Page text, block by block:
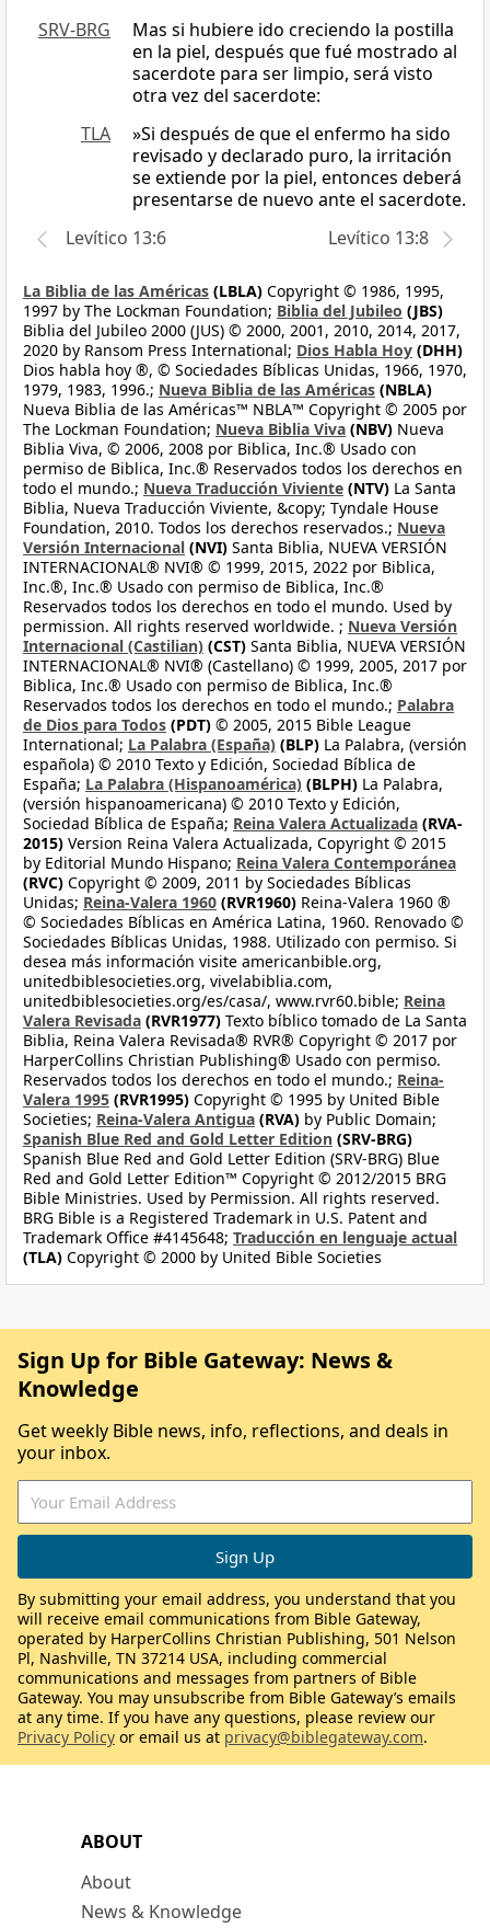
SRV-BRG
Mas si hubiere ido creciendo la postilla
en la piel, después que fué mostrado al
sacerdote para ser limpio, será visto
otra vez del sacerdote:
TLA
»Si después de que el enfermo ha sido
revisado y declarado puro, la irritación
se extiende por la piel, entonces deberá
presentarse de nuevo ante el sacerdote.
Levítico 13:6
Levítico 13:8
La Biblia de las Américas (LBLA) Copyright © 1986, 1995,
1997 by The Lockman Foundation; Biblia del Jubileo (JBS)
Biblia del Jubileo 2000 (JUS) © 2000, 2001, 2010, 2014, 2017,
2020 by Ransom Press International; Dios Habla Hoy (DHH)
Dios habla hoy ®, © Sociedades Bíblicas Unidas, 1966, 1970,
1979, 1983, 1996.; Nueva Biblia de las Américas (NBLA)
Nueva Biblia de las Américas™ NBLA™ Copyright © 2005 por
The Lockman Foundation; Nueva Biblia Viva (NBV) Nueva
Biblia Viva, © 2006, 2008 por Biblica, Inc.® Usado con
permiso de Biblica, Inc.® Reservados todos los derechos en
todo el mundo.; Nueva Traducción Viviente (NTV) La Santa
Biblia, Nueva Traducción Viviente, &copy; Tyndale House
Foundation, 2010. Todos los derechos reservados.; Nueva
Versión Internacional (NVI) Santa Biblia, NUEVA VERSIÓN
INTERNACIONAL® NVI® © 1999, 2015, 2022 por Biblica,
Inc.®, Inc.® Usado con permiso de Biblica, Inc.®
Reservados todos los derechos en todo el mundo. Used by
permission. All rights reserved worldwide. ; Nueva Versión
Internacional (Castilian) (CST) Santa Biblia, NUEVA VERSIÓN
INTERNACIONAL® NVI® (Castellano) © 1999, 2005, 2017 por
Biblica, Inc.® Usado con permiso de Biblica, Inc.®
Reservados todos los derechos en todo el mundo.; Palabra
de Dios para Todos (PDT) © 2005, 2015 Bible League
International; La Palabra (España) (BLP) La Palabra, (versión
española) © 2010 Texto y Edición, Sociedad Bíblica de
España; La Palabra (Hispanoamérica) (BLPH) La Palabra,
(versión hispanoamericana) © 2010 Texto y Edición,
Sociedad Bíblica de España; Reina Valera Actualizada (RVA-
2015) Version Reina Valera Actualizada, Copyright © 2015
by Editorial Mundo Hispano; Reina Valera Contemporánea
(RVC) Copyright © 2009, 2011 by Sociedades Bíblicas
Unidas; Reina-Valera 1960 (RVR1960) Reina-Valera 1960 ®
© Sociedades Bíblicas en América Latina, 1960. Renovado ©
Sociedades Bíblicas Unidas, 1988. Utilizado con permiso. Si
desea más información visite americanbible.org,
unitedbiblesocieties.org, vivelabiblia.com,
unitedbiblesocieties.org/es/casa/, www.rvr60.bible; Reina
Valera Revisada (RVR1977) Texto bíblico tomado de La Santa
Biblia, Reina Valera Revisada® RVR® Copyright © 2017 por
HarperCollins Christian Publishing® Usado con permiso.
Reservados todos los derechos en todo el mundo.; Reina-
Valera 1995 (RVR1995) Copyright © 1995 by United Bible
Societies; Reina-Valera Antigua (RVA) by Public Domain;
Spanish Blue Red and Gold Letter Edition (SRV-BRG)
Spanish Blue Red and Gold Letter Edition (SRV-BRG) Blue
Red and Gold Letter Edition™ Copyright © 2012/2015 BRG
Bible Ministries. Used by Permission. All rights reserved.
BRG Bible is a Registered Trademark in U.S. Patent and
Trademark Office #4145648; Traducción en lenguaje actual
(TLA) Copyright © 2000 by United Bible Societies
ABOUT
About
News & Knowledge
Sign Up for Bible Gateway: News &
Knowledge
Get weekly Bible news, info, reflections, and deals in
your inbox.
By submitting your email address, you understand that you
will receive email communications from Bible Gateway,
operated by HarperCollins Christian Publishing, 501 Nelson
Pl, Nashville, TN 37214 USA, including commercial
communications and messages from partners of Bible
Gateway. You may unsubscribe from Bible Gateway’s emails
at any time. If you have any questions, please review our
Privacy Policy or email us at privacy@biblegateway.com.